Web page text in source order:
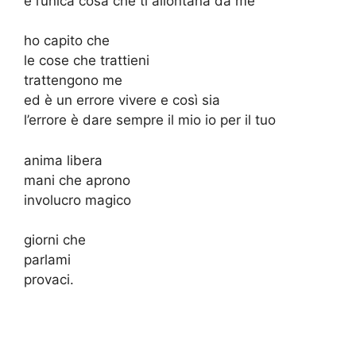
ho capito che
le cose che trattieni
trattengono me
ed è un errore vivere e così sia
l’errore è dare sempre il mio io per il tuo
anima libera
mani che aprono
involucro magico
giorni che
parlami
provaci.